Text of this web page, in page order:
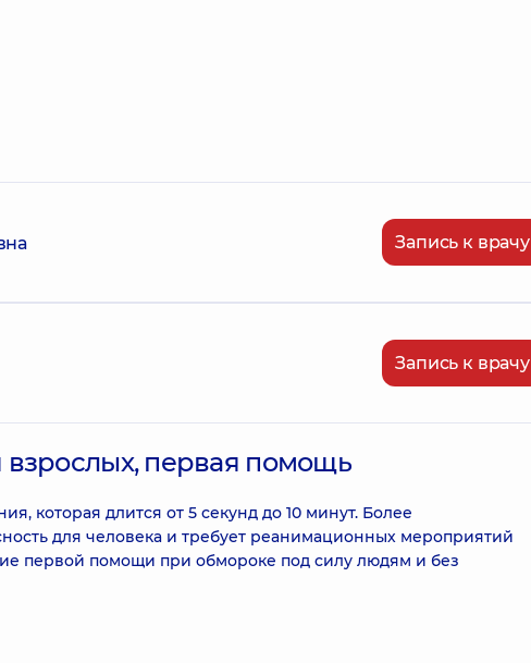
Запись к врачу
Запись к врачу
первая помощь
которая длится от 5 секунд до 10 минут. Более
для человека и требует реанимационных мероприятий
первой помощи при обмороке под силу людям и без